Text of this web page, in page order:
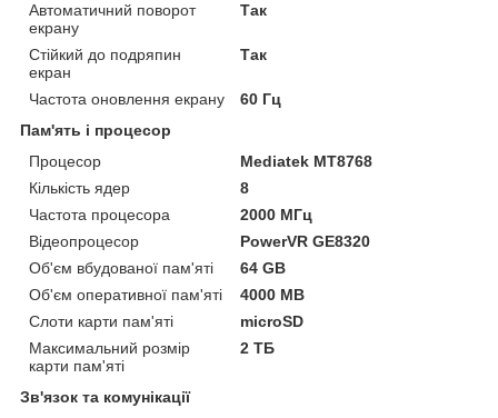
Автоматичний поворот
екрану
Так
Стійкий до подряпин
екран
Так
Частота оновлення екрану
60 Гц
Пам'ять і процесор
Процесор
Mediatek MT8768
Кількість ядер
8
Частота процесора
2000 МГц
Відеопроцесор
PowerVR GE8320
Об'єм вбудованої пам'яті
64 GB
Об'єм оперативної пам'яті
4000 MB
Слоти карти пам'яті
microSD
Максимальний розмір
карти пам'яті
2 ТБ
Зв'язок та комунікації